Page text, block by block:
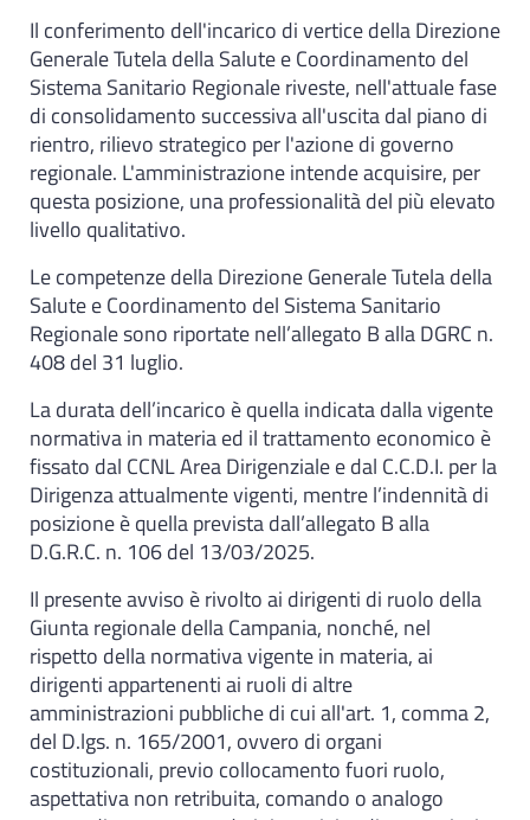
Il conferimento dell'incarico di vertice della Direzione
Generale Tutela della Salute e Coordinamento del
Sistema Sanitario Regionale riveste, nell'attuale fase
di consolidamento successiva all'uscita dal piano di
rientro, rilievo strategico per l'azione di governo
regionale. L'amministrazione intende acquisire, per
questa posizione, una professionalità del più elevato
livello qualitativo.
Le competenze della Direzione Generale Tutela della
Salute e Coordinamento del Sistema Sanitario
Regionale sono riportate nell’allegato B alla DGRC n.
408 del 31 luglio.
La durata dell’incarico è quella indicata dalla vigente
normativa in materia ed il trattamento economico è
fissato dal CCNL Area Dirigenziale e dal C.C.D.I. per la
Dirigenza attualmente vigenti, mentre l’indennità di
posizione è quella prevista dall’allegato B alla
D.G.R.C. n. 106 del 13/03/2025.
Il presente avviso è rivolto ai dirigenti di ruolo della
Giunta regionale della Campania, nonché, nel
rispetto della normativa vigente in materia, ai
dirigenti appartenenti ai ruoli di altre
amministrazioni pubbliche di cui all'art. 1, comma 2,
del D.lgs. n. 165/2001, ovvero di organi
costituzionali, previo collocamento fuori ruolo,
aspettativa non retribuita, comando o analogo